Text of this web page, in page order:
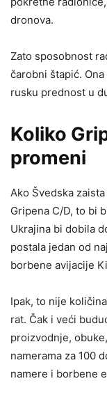
dronova.
Zato sposobnost
čarobni štapić.
rusku prednost u
Koliko
promeni
Ako Švedska
Gripena C/D, to bi
Ukrajina bi dobila
postala jedan od
borbene avijacije
Ipak, to nije
rat. Čak i veći
proizvodnje,
namerama za 100
namere i borbene